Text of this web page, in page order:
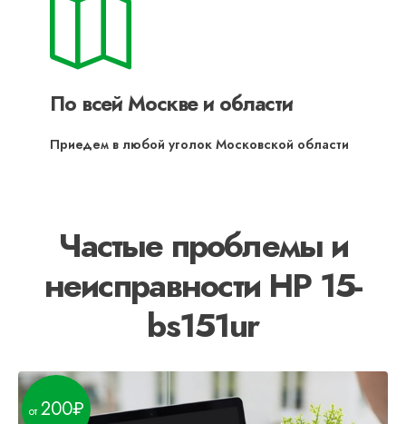
По всей Москве и области
Приедем в любой уголок Московской области
Частые проблемы и
неисправности HP 15-
bs151ur
200